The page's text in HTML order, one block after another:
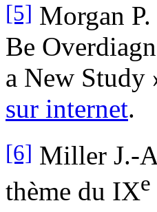
[5] Morgan
Be
a New Study
sur internet.
[6] Miller J.-
thème du IXe